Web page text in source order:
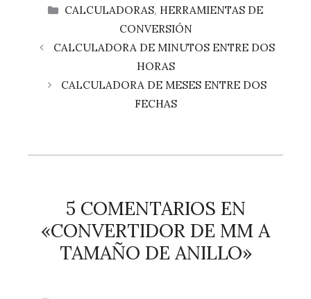
CATEGORÍAS
CALCULADORAS, HERRAMIENTAS DE
CONVERSIÓN
CALCULADORA DE MINUTOS ENTRE DOS
HORAS
CALCULADORA DE MESES ENTRE DOS
FECHAS
5 COMENTARIOS EN
«CONVERTIDOR DE MM A
TAMAÑO DE ANILLO»